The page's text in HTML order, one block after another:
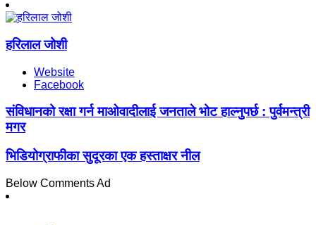
हरिलाल जोशी
Website
Facebook
संविधानको रक्षा गर्न माओवादीलाई जनताले भोट हाल्नुपर्छ : पुर्वमन्त्री
मगर
भिडियोग्राफीका सुदूरका एक हस्ताक्षर नील
Below Comments Ad